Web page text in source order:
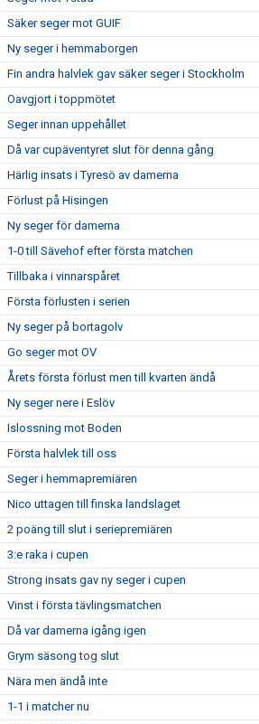
Säker seger mot GUIF
Ny seger i hemmaborgen
Fin andra halvlek gav säker seger i Stockholm
Oavgjort i toppmötet
Seger innan uppehållet
Då var cupäventyret slut för denna gång
Härlig insats i Tyresö av damerna
Förlust på Hisingen
Ny seger för damerna
1-0 till Sävehof efter första matchen
Tillbaka i vinnarspåret
Första förlusten i serien
Ny seger på bortagolv
Go seger mot OV
Årets första förlust men till kvarten ändå
Ny seger nere i Eslöv
Islossning mot Boden
Första halvlek till oss
Seger i hemmapremiären
Nico uttagen till finska landslaget
2 poäng till slut i seriepremiären
3:e raka i cupen
Strong insats gav ny seger i cupen
Vinst i första tävlingsmatchen
Då var damerna igång igen
Grym säsong tog slut
Nära men ändå inte
1-1 i matcher nu